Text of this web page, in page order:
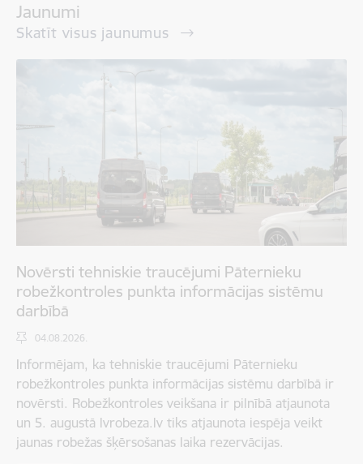
Jaunumi
Skatīt visus jaunumus
Novērsti tehniskie traucējumi Pāternieku
robežkontroles punkta informācijas sistēmu
darbībā
04.08.2026.
Informējam, ka tehniskie traucējumi Pāternieku
robežkontroles punkta informācijas sistēmu darbībā ir
novērsti. Robežkontroles veikšana ir pilnībā atjaunota
un 5. augustā lvrobeza.lv tiks atjaunota iespēja veikt
jaunas robežas šķērsošanas laika rezervācijas.